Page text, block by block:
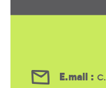
E.mail :